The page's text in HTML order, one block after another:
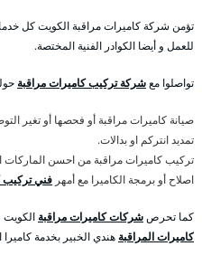
تؤمن شركة كاميرات مراقبة الكويت كل
للعمل و أيضا الكوادر الفنية المختصة.
تواصلوا معشركة تركيب كاميرات مراقبة
صيانة كاميرات مراقبة أو فحصها أو تغير
تمديد انتركم او بدالات.
تركيب كاميرات مراقبة من احسن الماركات
اصلاح أو برمجة الكاميرا مع أمهر فني تركيب
كما تحرصشركات كاميرات مراقبة الكويت
كاميرات المراقبة هندي الخبير بخدمة كاميرا